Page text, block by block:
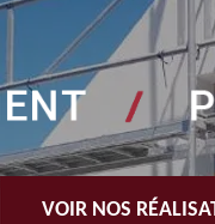
VOIR NOS